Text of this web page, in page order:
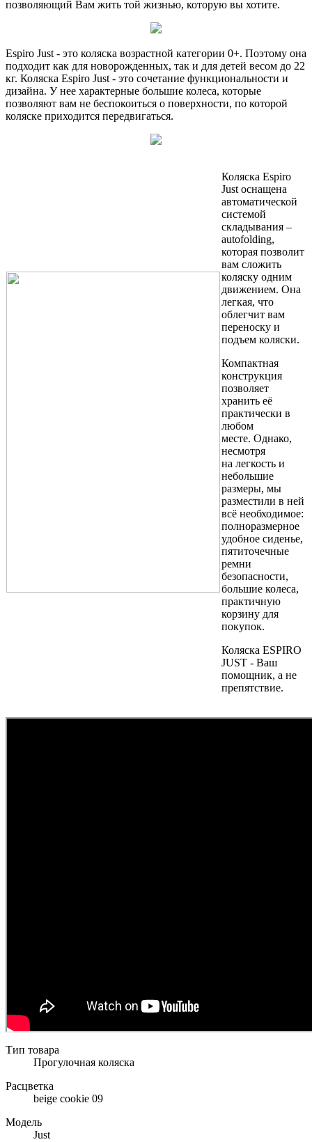
позволяющий Вам жить той жизнью, которую вы хотите.
Espiro Just - это коляска возрастной категории 0+. Поэтому она
подходит как для новорожденных, так и для детей весом до 22
кг. Коляска Espiro Just - это сочетание функциональности и
дизайна. У нее характерные большие колеса, которые
позволяют вам не беспокоиться о поверхности, по которой
коляске приходится передвигаться.
Коляска Espiro
Just оснащена
автоматической
системой
складывания –
autofolding,
которая позволит
вам сложить
коляску одним
движением. Она
легкая, что
облегчит вам
переноску и
подъем коляски.
Компактная
конструкция
позволяет
хранить её
практически в
любом
месте. Однако,
несмотря
на легкость и
небольшие
размеры, мы
разместили в ней
всё необходимое:
полноразмерное
удобное сиденье,
пятиточечные
ремни
безопасности,
большие колеса,
практичную
корзину для
покупок.
Коляска ESPIRO
JUST - Ваш
помощник, а не
препятствие.
Тип товара
Прогулочная коляска
Расцветка
beige cookie 09
Модель
Just